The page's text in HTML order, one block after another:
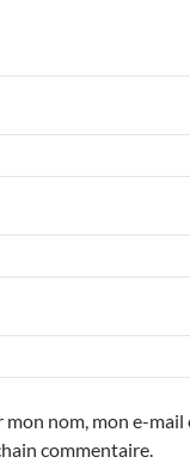
mon nom, mon e-
commentaire.